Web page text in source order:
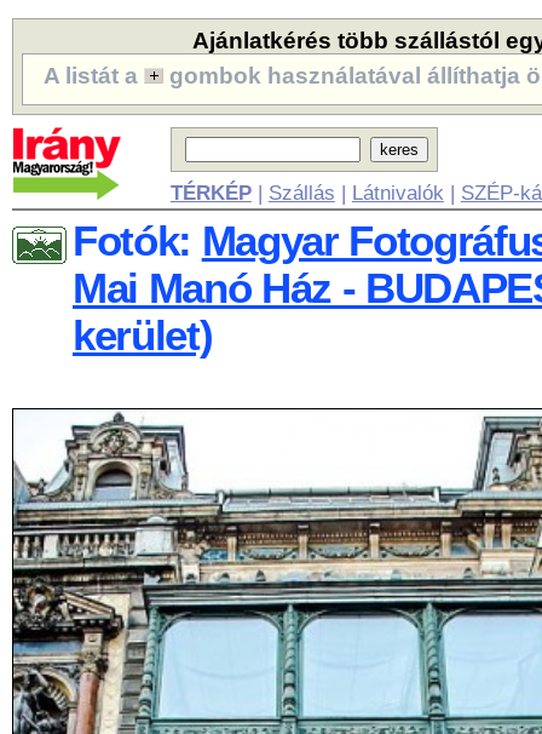
Ajánlatkérés több szállástól
A listát a
gombok használatával állíthatja
TÉRKÉP| Szállás | Látnivalók | SZÉP-
Fotók: Magyar
Mai Manó Ház -
kerület)